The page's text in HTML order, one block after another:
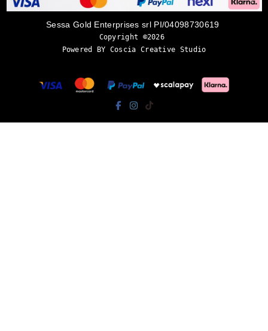
Sessa Gold Enterprises srl PI/04098730619
Copyright ©2026
Powered BY Coscia Creative Studio